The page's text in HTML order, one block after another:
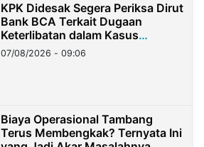
KPK Didesak Segera Periksa Dirut
Bank BCA Terkait Dugaan
Keterlibatan dalam Kasus
Hilangnya Dana Nasabah Rp2,58
Miliar
07/08/2026 - 09:06
Biaya Operasional Tambang
Terus Membengkak? Ternyata Ini